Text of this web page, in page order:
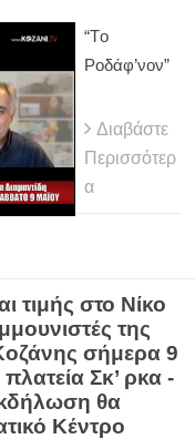
“Tο
Ροδάφ’νον”
Διαβάστε
Περισσότερ
α
στο Νίκο
της
σήμερα 9
Σκ’ ρκα -
θα
Κέντρο